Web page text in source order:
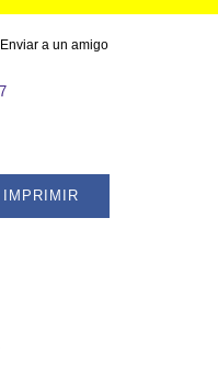
Enviar a un amigo
IMPRIMIR